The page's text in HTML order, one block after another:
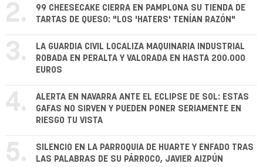
2.
99 CHEESECAKE CIERRA EN PAMPLONA SU TIENDA DE
TARTAS DE QUESO: "LOS 'HATERS' TENÍAN RAZÓN"
3.
LA GUARDIA CIVIL LOCALIZA MAQUINARIA INDUSTRIAL
ROBADA EN PERALTA Y VALORADA EN HASTA 200.000
EUROS
4.
ALERTA EN NAVARRA ANTE EL ECLIPSE DE SOL: ESTAS
GAFAS NO SIRVEN Y PUEDEN PONER SERIAMENTE EN
RIESGO TU VISTA
5.
SILENCIO EN LA PARROQUIA DE HUARTE Y ENFADO TRAS
LAS PALABRAS DE SU PÁRROCO, JAVIER AIZPÚN